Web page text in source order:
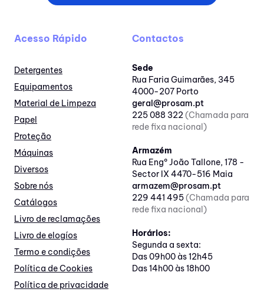
Acesso Rápido
Detergentes
Equipamentos
Material de Limpeza
Papel
Proteção
Máquinas
Diversos
Sobre nós
Catálogos
Livro de reclamações
Livro de elogíos
Termo e condições
Política de Cookies
Política de privacidade
Contactos
Sede
Rua Faria Guimarães, 345
4000-207 Porto
geral@prosam.pt
225 088 322(Chamada para
rede fixa nacional)
Armazém
Rua Engº João Tallone, 178 -
Sector IX 4470-516 Maia
armazem@prosam.pt
229 441 495(Chamada para
rede fixa nacional)
Horários:
Segunda a sexta:
Das 09h00 às 12h45
Das 14h00 às 18h00